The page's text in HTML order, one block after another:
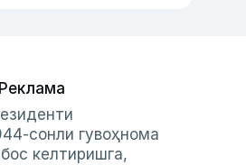
Реклама
сонли гувоҳнома
келтиришга,